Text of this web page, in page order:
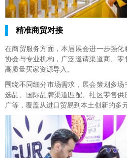
精准商贸对接
在商贸服务方面，本届展会进一步强
协会与专业机构，广泛邀请渠道商、
高质量买家资源导入。
围绕不同细分市场需求，展会策划多
选品、国际品牌渠道匹配、社区零售
广等，覆盖从进口贸易到本土创新的多